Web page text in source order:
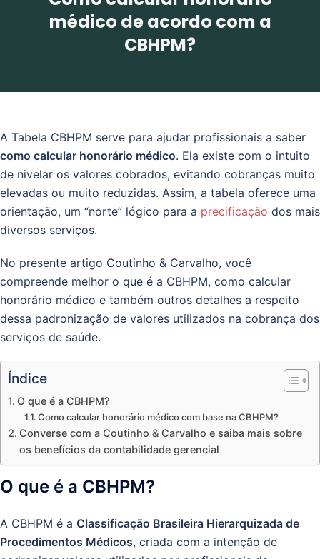
médico de acordo com a
CBHPM?
A Tabela CBHPM serve para ajudar profissionais a saber
como calcular honorário médico. Ela existe com o intuito
de nivelar os valores cobrados, evitando cobranças muito
elevadas ou muito reduzidas. Assim, a tabela oferece uma
orientação, um “norte” lógico para a precificação dos mais
diversos serviços.
No presente artigo Coutinho & Carvalho, você
compreende melhor o que é a CBHPM, como calcular
honorário médico e também outros detalhes a respeito
dessa padronização de valores utilizados na cobrança dos
serviços de saúde.
Índice
O que é a CBHPM?
Como calcular honorário médico com base na CBHPM?
Converse com a Coutinho & Carvalho e saiba mais sobre
os benefícios da contabilidade gerencial
O que é a CBHPM?
A CBHPM é a Classificação Brasileira Hierarquizada de
Procedimentos Médicos, criada com a intenção de